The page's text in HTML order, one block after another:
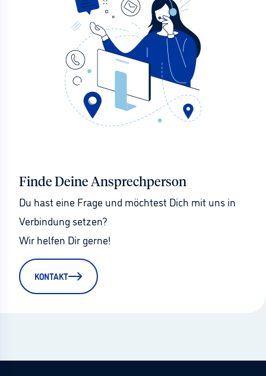
Finde Deine Ansprechperson
Du hast eine Frage und möchtest Dich mit uns in
Verbindung setzen?
Wir helfen Dir gerne!
KONTAKT